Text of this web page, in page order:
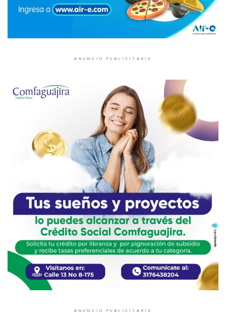
ANUNCIO PUBLICITARIO
ANUNCIO PUBLICITARIO